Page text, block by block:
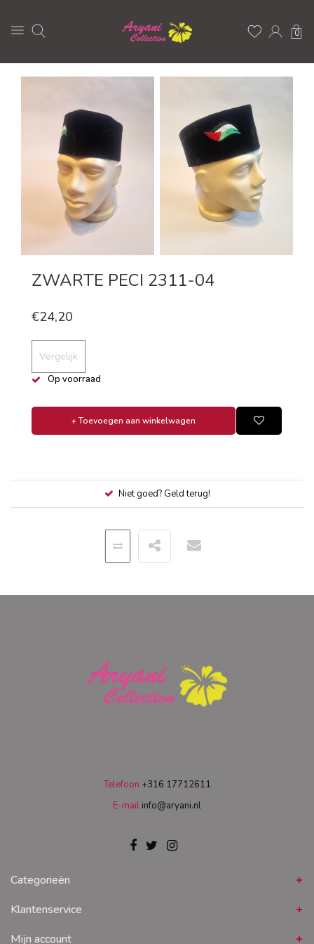
0
ZWARTE PECI 2311-04
€24,20
Vergelijk
Op voorraad
+ Toevoegen aan winkelwagen
Niet goed? Geld terug!
Telefoon +316 17712611
E-mail info@aryani.nl
Categorieën
Klantenservice
Mijn account